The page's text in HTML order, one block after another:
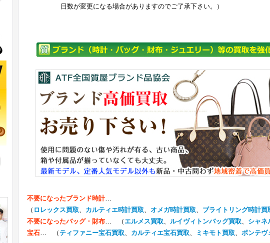
日数が変更になる場合がありますのでご了承下さい。）
不要になったブランド時計…
（ ロレックス買取、 カルティエ時計買取、 オメガ時計買取、 ブライトリング時計買
不要になったバッグ・財布… （ エルメス買取、 ルイヴィトンバッグ買取、 シャネ
宝石… （ティファニー宝石買取、 カルティエ宝石買取、 ミキモト買取、 ポンテヴ